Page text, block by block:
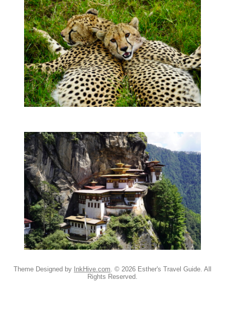
Theme Designed by InkHive.com. © 2026 Esther's Travel Guide. All
Rights Reserved.